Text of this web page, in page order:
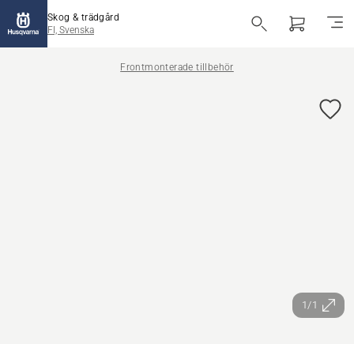
Skog & trädgård
FI, Svenska
Frontmonterade tillbehör
1/1